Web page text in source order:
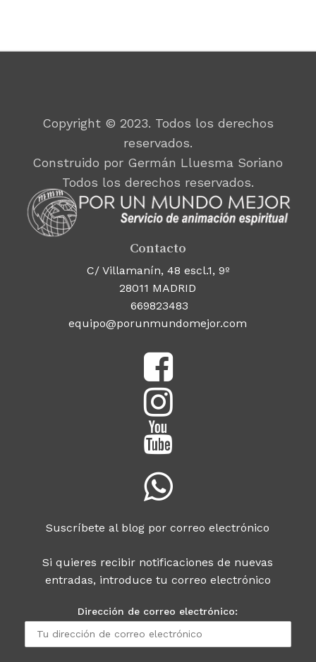
Copyright © 2023. Todos los derechos
reservados.
Construido por Germán Lluesma Soriano
Todos los derechos reservados.
Contacto
C/ Villamanín, 48 escl.1, 9º
28011 MADRID
669823483
equipo@porunmundomejor.com
Suscríbete al blog por correo electrónico
Si quieres recibir notificaciones de nuevas
entradas, introduce tu correo electrónico
Dirección de correo electrónico: